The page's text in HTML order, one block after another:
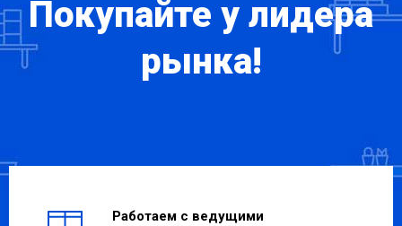
Покупайте у лидера
рынка!
Работаем с ведущими